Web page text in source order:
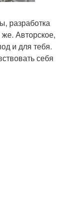
разработка
Авторское,
и для тебя.
себя